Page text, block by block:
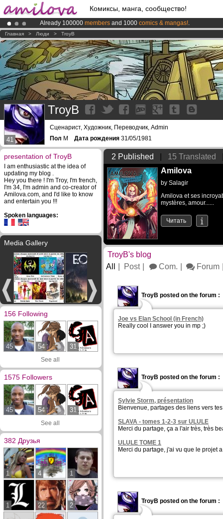
Комиксы, манга, сообщество!
Already 100000 members and 1000 comics & mangas!.
AmilovaKickstarter is now LIVE!.
Premium membership from3.95 eurosper month !Get membership
Главная > Люди > TroyB
41
TroyB
Сценарист, Художник, Переводчик, Admin
Пол M Дата рождения 31/05/1981
presentation of TroyB
I am enthusiastic at the idea of
updating my blog .
Hey you there ! I'm Troy, I'm french,
I'm 34, I'm admin and co-creator of
Amilova.com, and I'd like to know
and entertain you !!!
Spoken languages:
Media Gallery
156 Following
45 54 31
See all
1575 Followers
45 54 31
See all
382 Друзья
1 4 1
1 22 2
2 Published 15 Translated
Amilova
by Salagir
Amilova et ses
mystères, amour......
Читать
TroyB's blog
All
Post Com. Forum
TroyB posted on the forum :
Joe vs Elan School (in French)
Really cool I answer you in mp ;)
TroyB posted on the forum :
Sylvie Storm, présentation
Bienvenue, partages des liens vers
SLAVA - tomes 1-2-3 sur ULULE
Merci du partage, ça a l'air très, très
ULULE TOME 1
Merci du partage, j'ai vu que le projet
TroyB posted on the forum :